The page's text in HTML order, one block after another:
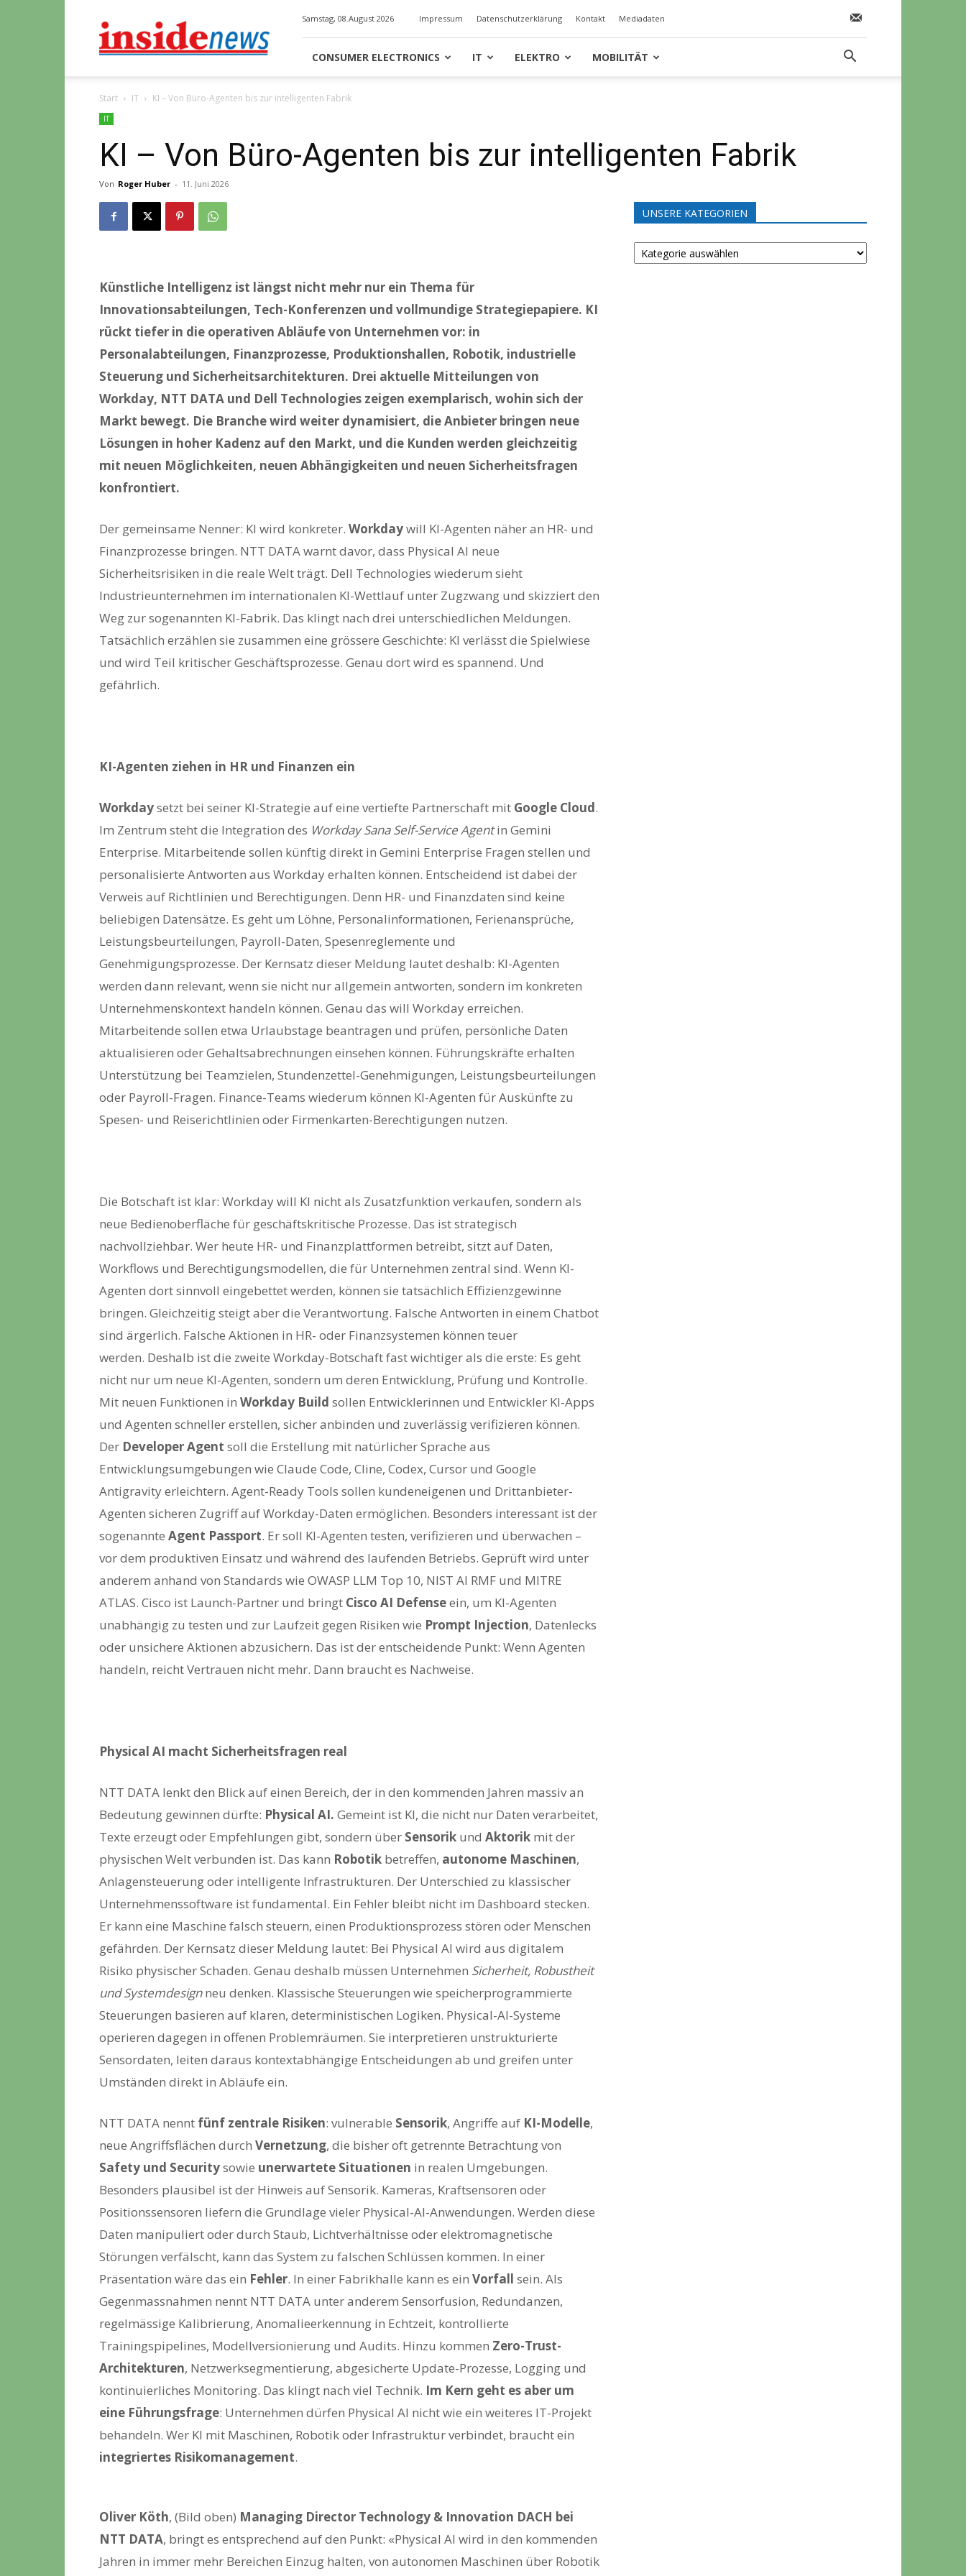
Samstag, 08.August 2026 Impressum Datenschutzerklärung Kontakt Mediadaten
CONSUMER ELECTRONICS IT ELEKTRO MOBILITÄT
Start IT KI – Von Büro-Agenten bis zur intelligenten Fabrik
IT
KI – Von Büro-Agenten bis zur intelligenten Fabrik
Von Roger Huber - 11. Juni 2026
Künstliche Intelligenz ist längst nicht mehr nur ein Thema für
Innovationsabteilungen, Tech-Konferenzen und vollmundige Strategiepapiere. KI
rückt tiefer in die operativen Abläufe von Unternehmen vor: in
Personalabteilungen, Finanzprozesse, Produktionshallen, Robotik, industrielle
Steuerung und Sicherheitsarchitekturen. Drei aktuelle Mitteilungen von
Workday, NTT DATA und Dell Technologies zeigen exemplarisch, wohin sich der
Markt bewegt. Die Branche wird weiter dynamisiert, die Anbieter bringen neue
Lösungen in hoher Kadenz auf den Markt, und die Kunden werden gleichzeitig
mit neuen Möglichkeiten, neuen Abhängigkeiten und neuen Sicherheitsfragen
konfrontiert.
Der gemeinsame Nenner: KI wird konkreter. Workdaywill KI-Agenten näher an HR- und
Finanzprozesse bringen. NTT DATA warnt davor, dass Physical AI neue
Sicherheitsrisiken in die reale Welt trägt. Dell Technologies wiederum sieht
Industrieunternehmen im internationalen KI-Wettlauf unter Zugzwang und skizziert den
Weg zur sogenannten KI-Fabrik. Das klingt nach drei unterschiedlichen Meldungen.
Tatsächlich erzählen sie zusammen eine grössere Geschichte: KI verlässt die Spielwiese
und wird Teil kritischer Geschäftsprozesse. Genau dort wird es spannend. Und
gefährlich.
KI-Agenten ziehen in HR und Finanzen ein
Workdaysetzt bei seiner KI-Strategie auf eine vertiefte Partnerschaft mit Google Cloud.
Im Zentrum steht die Integration des Workday Sana Self-Service Agentin Gemini
Enterprise. Mitarbeitende sollen künftig direkt in Gemini Enterprise Fragen stellen und
personalisierte Antworten aus Workday erhalten können. Entscheidend ist dabei der
Verweis auf Richtlinien und Berechtigungen. Denn HR- und Finanzdaten sind keine
beliebigen Datensätze. Es geht um Löhne, Personalinformationen, Ferienansprüche,
Leistungsbeurteilungen, Payroll-Daten, Spesenreglemente und
Genehmigungsprozesse. Der Kernsatz dieser Meldung lautet deshalb: KI-Agenten
werden dann relevant, wenn sie nicht nur allgemein antworten, sondern im konkreten
Unternehmenskontext handeln können. Genau das will Workday erreichen.
Mitarbeitende sollen etwa Urlaubstage beantragen und prüfen, persönliche Daten
aktualisieren oder Gehaltsabrechnungen einsehen können. Führungskräfte erhalten
Unterstützung bei Teamzielen, Stundenzettel-Genehmigungen, Leistungsbeurteilungen
oder Payroll-Fragen. Finance-Teams wiederum können KI-Agenten für Auskünfte zu
Spesen- und Reiserichtlinien oder Firmenkarten-Berechtigungen nutzen.
Die Botschaft ist klar: Workday will KI nicht als Zusatzfunktion verkaufen, sondern als
neue Bedienoberfläche für geschäftskritische Prozesse. Das ist strategisch
nachvollziehbar. Wer heute HR- und Finanzplattformen betreibt, sitzt auf Daten,
Workflows und Berechtigungsmodellen, die für Unternehmen zentral sind. Wenn KI-
Agenten dort sinnvoll eingebettet werden, können sie tatsächlich Effizienzgewinne
bringen. Gleichzeitig steigt aber die Verantwortung. Falsche Antworten in einem Chatbot
sind ärgerlich. Falsche Aktionen in HR- oder Finanzsystemen können teuer
werden. Deshalb ist die zweite Workday-Botschaft fast wichtiger als die erste: Es geht
nicht nur um neue KI-Agenten, sondern um deren Entwicklung, Prüfung und Kontrolle.
Mit neuen Funktionen in Workday Build sollen Entwicklerinnen und Entwickler KI-Apps
und Agenten schneller erstellen, sicher anbinden und zuverlässig verifizieren können.
Der Developer Agent soll die Erstellung mit natürlicher Sprache aus
Entwicklungsumgebungen wie Claude Code, Cline, Codex, Cursor und Google
Antigravity erleichtern. Agent-Ready Tools sollen kundeneigenen und Drittanbieter-
Agenten sicheren Zugriff auf Workday-Daten ermöglichen. Besonders interessant ist der
sogenannte Agent Passport. Er soll KI-Agenten testen, verifizieren und überwachen –
vor dem produktiven Einsatz und während des laufenden Betriebs. Geprüft wird unter
anderem anhand von Standards wie OWASP LLM Top 10, NIST AI RMF und MITRE
ATLAS. Cisco ist Launch-Partner und bringt Cisco AI Defenseein, um KI-Agenten
unabhängig zu testen und zur Laufzeit gegen Risiken wie Prompt Injection, Datenlecks
oder unsichere Aktionen abzusichern. Das ist der entscheidende Punkt: Wenn Agenten
handeln, reicht Vertrauen nicht mehr. Dann braucht es Nachweise.
Physical AI macht Sicherheitsfragen real
NTT DATA lenkt den Blick auf einen Bereich, der in den kommenden Jahren massiv an
Bedeutung gewinnen dürfte: Physical AI. Gemeint ist KI, die nicht nur Daten verarbeitet,
Texte erzeugt oder Empfehlungen gibt, sondern über Sensorik und Aktorik mit der
physischen Welt verbunden ist. Das kann Robotik betreffen, autonome Maschinen,
Anlagensteuerung oder intelligente Infrastrukturen. Der Unterschied zu klassischer
Unternehmenssoftware ist fundamental. Ein Fehler bleibt nicht im Dashboard stecken.
Er kann eine Maschine falsch steuern, einen Produktionsprozess stören oder Menschen
gefährden. Der Kernsatz dieser Meldung lautet: Bei Physical AI wird aus digitalem
Risiko physischer Schaden. Genau deshalb müssen Unternehmen Sicherheit, Robustheit
und Systemdesignneu denken. Klassische Steuerungen wie speicherprogrammierte
Steuerungen basieren auf klaren, deterministischen Logiken. Physical-AI-Systeme
operieren dagegen in offenen Problemräumen. Sie interpretieren unstrukturierte
Sensordaten, leiten daraus kontextabhängige Entscheidungen ab und greifen unter
Umständen direkt in Abläufe ein.
NTT DATA nennt fünf zentrale Risiken: vulnerable Sensorik, Angriffe auf KI-Modelle,
neue Angriffsflächen durch Vernetzung, die bisher oft getrennte Betrachtung von
Safety und Securitysowie unerwartete Situationen in realen Umgebungen.
Besonders plausibel ist der Hinweis auf Sensorik. Kameras, Kraftsensoren oder
Positionssensoren liefern die Grundlage vieler Physical-AI-Anwendungen. Werden diese
Daten manipuliert oder durch Staub, Lichtverhältnisse oder elektromagnetische
Störungen verfälscht, kann das System zu falschen Schlüssen kommen. In einer
Präsentation wäre das ein Fehler. In einer Fabrikhalle kann es ein Vorfall sein. Als
Gegenmassnahmen nennt NTT DATA unter anderem Sensorfusion, Redundanzen,
regelmässige Kalibrierung, Anomalieerkennung in Echtzeit, kontrollierte
Trainingspipelines, Modellversionierung und Audits. Hinzu kommen Zero-Trust-
Architekturen, Netzwerksegmentierung, abgesicherte Update-Prozesse, Logging und
kontinuierliches Monitoring. Das klingt nach viel Technik. Im Kern geht es aber um
eine Führungsfrage: Unternehmen dürfen Physical AI nicht wie ein weiteres IT-Projekt
behandeln. Wer KI mit Maschinen, Robotik oder Infrastruktur verbindet, braucht ein
integriertes Risikomanagement.
Oliver Köth, (Bild oben) Managing Director Technology & Innovation DACH bei
NTT DATA, bringt es entsprechend auf den Punkt: «Physical AI wird in den kommenden
Jahren in immer mehr Bereichen Einzug halten, von autonomen Maschinen über Robotik
UNSERE KATEGORIEN
UNSERE
KATEGORIEN